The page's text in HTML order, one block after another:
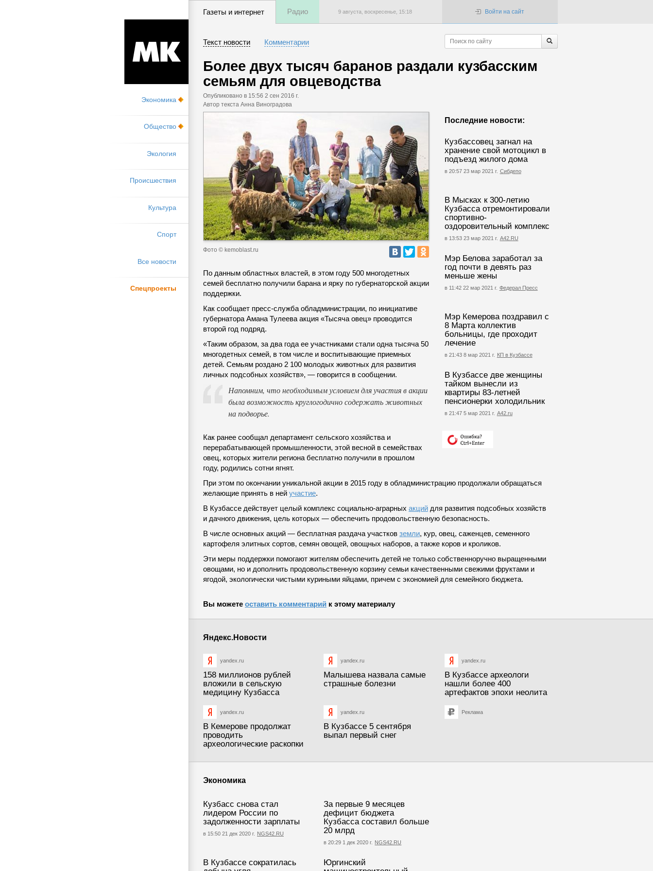
Экономика
Общество
Экология
Происшествия
Культура
Спорт
Все новости
Спецпроекты
Газеты и интернет Радио 9 августа, воскресенье, 15:18 Войти на сайт
Текст новости Комментарии
Более двух тысяч баранов раздали кузбасским
семьям для овцеводства
Опубликовано в 15:56 2 сен 2016 г.
Автор текста Анна Виноградова
Последние новости:
Кузбассовец загнал на
хранение свой мотоцикл в
подъезд жилого дома
в 20:57 23 мар 2021 г. Сибдепо
В Мысках к 300-летию
Кузбасса отремонтировали
спортивно-
оздоровительный комплекс
в 13:53 23 мар 2021 г. А42.RU
Мэр Белова заработал за
год почти в девять раз
меньше жены
в 11:42 22 мар 2021 г. Федерал Пресс
Мэр Кемерова поздравил с
8 Марта коллектив
больницы, где проходит
лечение
в 21:43 8 мар 2021 г. КП в Кузбассе
В Кузбассе две женщины
тайком вынесли из
квартиры 83-летней
пенсионерки холодильник
в 21:47 5 мар 2021 г. А42.ru
Фото © kemoblast.ru
По данным областных властей, в этом году 500 многодетных
семей бесплатно получили барана и ярку по губернаторской акции
поддержки.
Как сообщает пресс-служба обладминистрации, по инициативе
губернатора Амана Тулеева акция «Тысяча овец» проводится
второй год подряд.
«Таким образом, за два года ее участниками стали одна тысяча 50
многодетных семей, в том числе и воспитывающие приемных
детей. Семьям роздано 2 100 молодых животных для развития
личных подсобных хозяйств», — говорится в сообщении.
Напомним, что необходимым условием для участия в акции
была возможность круглогодично содержать животных
на подворье.
Как ранее сообщал департамент сельского хозяйства и
перерабатывающей промышленности, этой весной в семействах
овец, которых жители региона бесплатно получили в прошлом
году, родились сотни ягнят.
При этом по окончании уникальной акции в 2015 году в обладминистрацию продолжали обращаться
желающие принять в ней участие.
В Кузбассе действует целый комплекс социально-аграрных акций для развития подсобных хозяйств
и дачного движения, цель которых — обеспечить продовольственную безопасность.
В числе основных акций — бесплатная раздача участков земли, кур, овец, саженцев, семенного
картофеля элитных сортов, семян овощей, овощных наборов, а также коров и кроликов.
Эти меры поддержки помогают жителям обеспечить детей не только собственноручно выращенными
овощами, но и дополнить продовольственную корзину семьи качественными свежими фруктами и
ягодой, экологически чистыми куриными яйцами, причем с экономией для семейного бюджета.
Вы можете оставить комментарий к этому материалу
Яндекс.Новости
yandex.ru
158 миллионов рублей
вложили в сельскую
медицину Кузбасса
yandex.ru
Малышева назвала самые
страшные болезни
yandex.ru
В Кузбассе археологи
нашли более 400
артефактов эпохи неолита
yandex.ru
В Кемерове продолжат
проводить
археологические раскопки
yandex.ru
В Кузбассе 5 сентября
выпал первый снег
Реклама
Экономика
Кузбасс снова стал
лидером России по
задолженности зарплаты
в 15:50 21 дек 2020 г. NGS42.RU
За первые 9 месяцев
дефицит бюджета
Кузбасса составил больше
20 млрд
в 20:29 1 дек 2020 г. NGS42.RU
В Кузбассе сократилась
Юргинский